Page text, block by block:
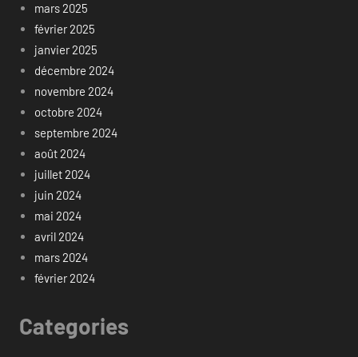
mars 2025
février 2025
janvier 2025
décembre 2024
novembre 2024
octobre 2024
septembre 2024
août 2024
juillet 2024
juin 2024
mai 2024
avril 2024
mars 2024
février 2024
Categories